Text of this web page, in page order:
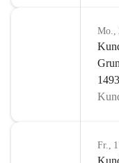
Mo.,
Fr.,